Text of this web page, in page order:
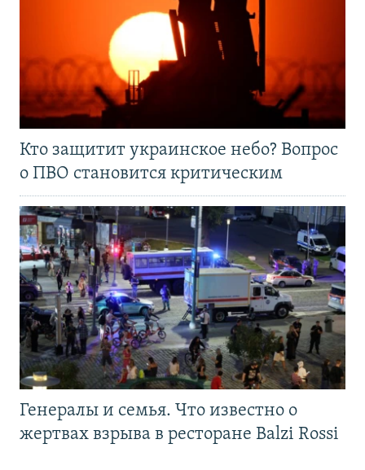
Кто защитит украинское небо? Вопрос
о ПВО становится критическим
Генералы и семья. Что известно о
жертвах взрыва в ресторане Balzi Rossi